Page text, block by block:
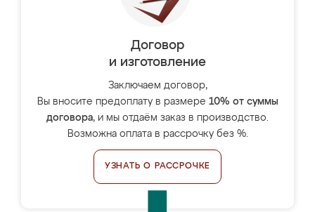
Договор
и изготовление
Заключаем договор,
Вы вносите предоплату в размере 10% от суммы
договора, и мы отдаём заказ в производство.
Возможна оплата в рассрочку без %.
УЗНАТЬ О РАССРОЧКЕ